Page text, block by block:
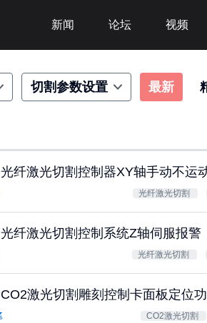
新闻 论坛 视频
切割参数设置 最新
光纤激光切割控制器XY轴手动不运
光纤激光切割
光纤激光切割控制系统Z轴伺服报警
光纤激光切割
CO2激光切割雕刻控制卡面板定位
CO2激光切割